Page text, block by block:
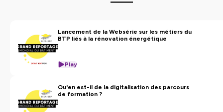
Lancement de la Websérie sur les métiers du
BTP liés à la rénovation énergétique
Play
Qu'en est-il de la digitalisation des parcours
de formation ?